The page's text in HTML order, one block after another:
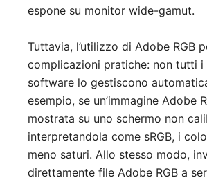
espone su monitor wide-gamut.
Tuttavia, l’utilizzo di Adobe RGB
complicazioni pratiche: non tutti
software lo gestiscono
esempio, se un’immagine Adobe
mostrata su uno schermo non
interpretandola come sRGB, i
meno saturi. Allo stesso modo,
direttamente file Adobe RGB a